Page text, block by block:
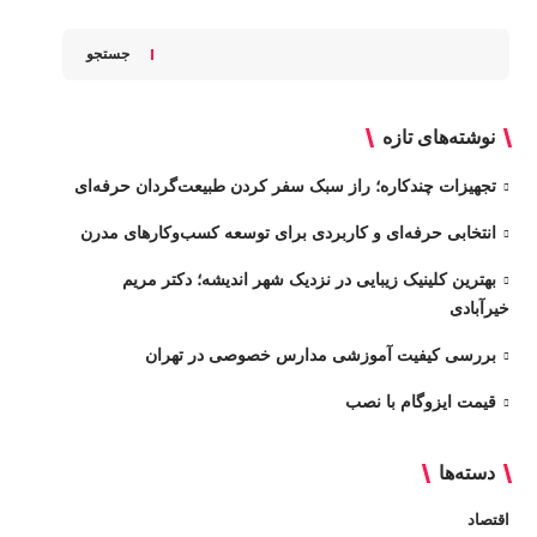
جستجو
نوشته‌های تازه
تجهیزات چندکاره؛ راز سبک سفر کردن طبیعت‌گردان حرفه‌ای
انتخابی حرفه‌ای و کاربردی برای توسعه کسب‌وکارهای مدرن
بهترین کلینیک زیبایی در نزدیک شهر اندیشه؛ دکتر مریم
خیرآبادی
بررسی کیفیت آموزشی مدارس خصوصی در تهران
قیمت ایزوگام با نصب
دسته‌ها
اقتصاد